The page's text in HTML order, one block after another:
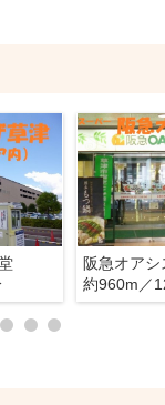
阪急オアシ
約960m／